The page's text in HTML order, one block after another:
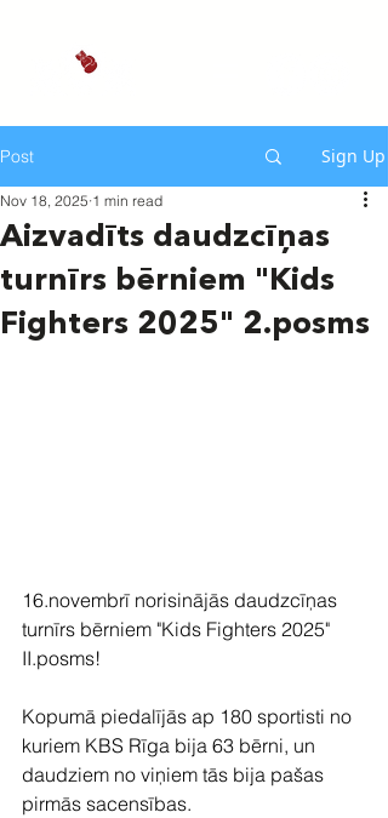
Post Sign Up
Aizvadīts daudzcīņas
turnīrs bērniem "Kids
Fighters 2025" 2.posms
Nov 18, 2025 1 min read
16.novembrī norisinājās daudzcīņas
turnīrs bērniem "Kids Fighters 2025"
II.posms!
Kopumā piedalījās ap 180 sportisti no
kuriem KBS Rīga bija 63 bērni, un
daudziem no viņiem tās bija pašas
pirmās sacensības.